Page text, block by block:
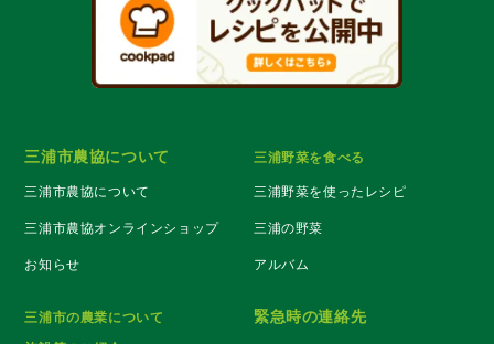
三浦市農協について
三浦市農協について
三浦市農協オンラインショップ
お知らせ
三浦野菜を食べる
三浦野菜を使ったレシピ
三浦の野菜
アルバム
三浦市の農業について
緊急時の連絡先